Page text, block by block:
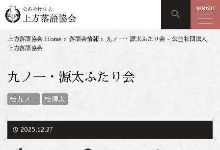
search MENU
上方落語協会 Home > 落語会情報 > 九ノ一・源太ふたり会 - 公益社団法人
上方落語協会
九ノ一・源太ふたり会
桂九ノ一 桂源太
access_time 2025.12.27